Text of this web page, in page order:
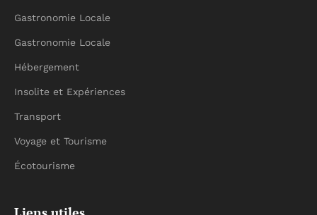
Gastronomie Locale
Gastronomie Locale
Hébergement
Insolite et Expériences
Transport
Voyage et Tourisme
Écotourisme